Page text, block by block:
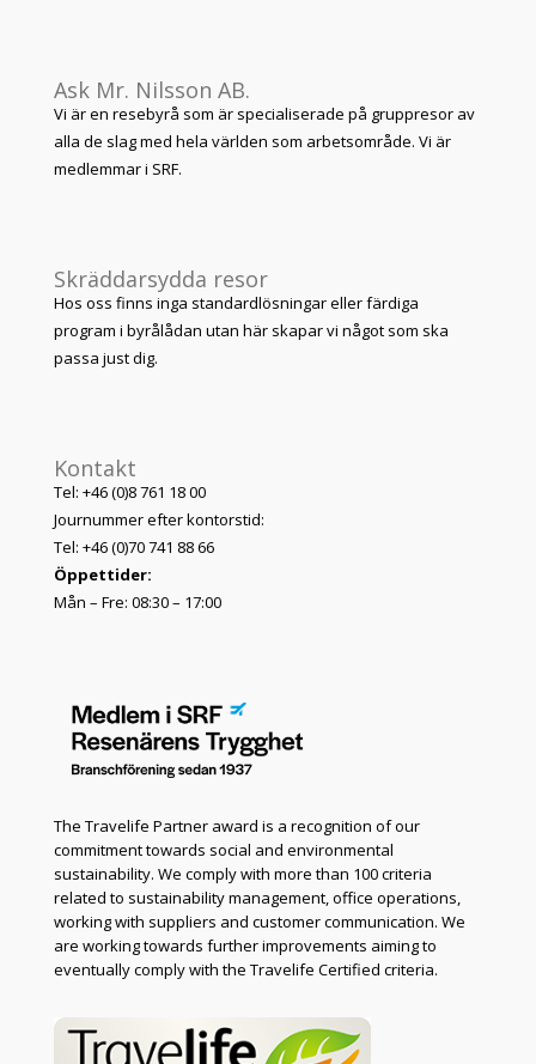
Ask Mr. Nilsson AB.
Vi är en resebyrå som är specialiserade på gruppresor av
alla de slag med hela världen som arbetsområde. Vi är
medlemmar i SRF.
Skräddarsydda resor
Hos oss finns inga standardlösningar eller färdiga
program i byrålådan utan här skapar vi något som ska
passa just dig.
Kontakt
Tel: +46 (0)8 761 18 00
Journummer efter kontorstid:
Tel: +46 (0)70 741 88 66
Öppettider:
Mån – Fre: 08:30 – 17:00
The Travelife Partner award is a recognition of our
commitment towards social and environmental
sustainability. We comply with more than 100 criteria
related to sustainability management, office operations,
working with suppliers and customer communication. We
are working towards further improvements aiming to
eventually comply with the Travelife Certified criteria.